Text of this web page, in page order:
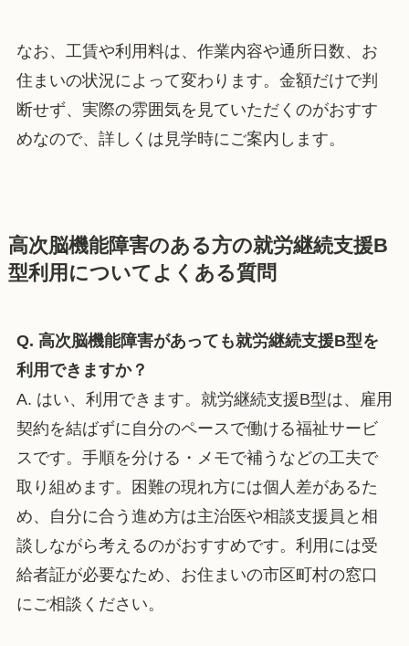
なお、工賃や利用料は、作業内容や通所日数、お
住まいの状況によって変わります。金額だけで判
断せず、実際の雰囲気を見ていただくのがおすす
めなので、詳しくは見学時にご案内します。
高次脳機能障害のある方の就労継続支援B
型利用についてよくある質問
Q. 高次脳機能障害があっても就労継続支援B型を
利用できますか？
A. はい、利用できます。就労継続支援B型は、雇用
契約を結ばずに自分のペースで働ける福祉サービ
スです。手順を分ける・メモで補うなどの工夫で
取り組めます。困難の現れ方には個人差があるた
め、自分に合う進め方は主治医や相談支援員と相
談しながら考えるのがおすすめです。利用には受
給者証が必要なため、お住まいの市区町村の窓口
にご相談ください。